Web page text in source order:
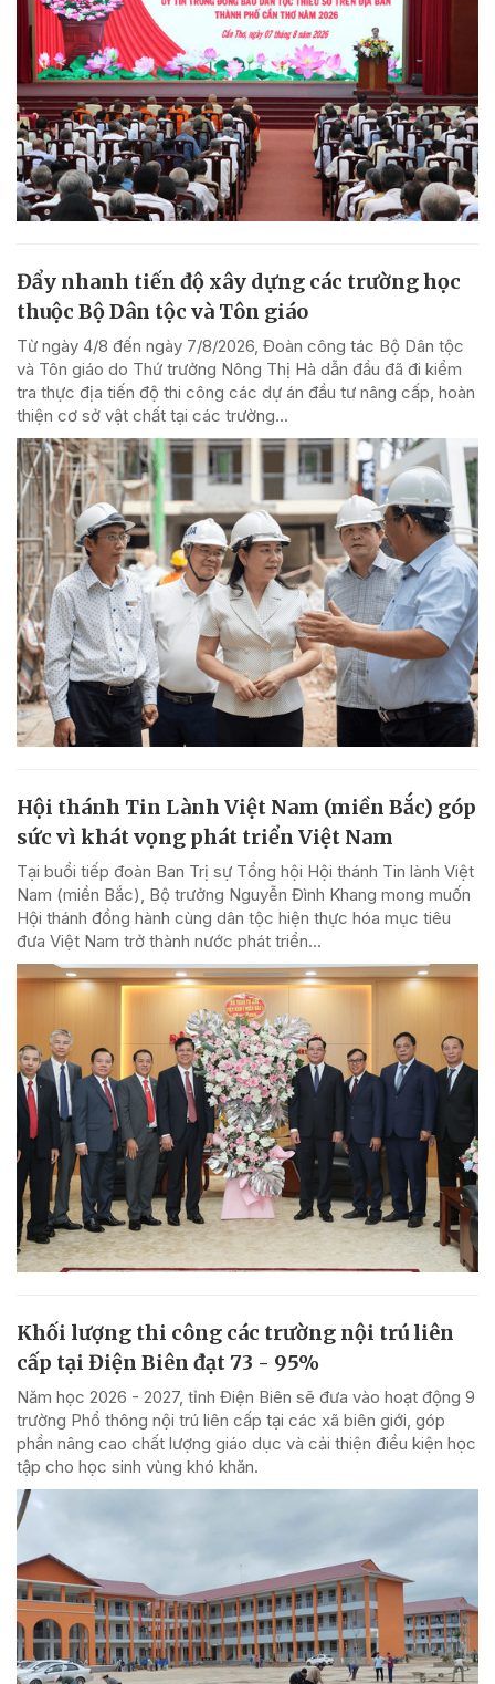
Đẩy nhanh tiến độ xây dựng các trường học
thuộc Bộ Dân tộc và Tôn giáo
Từ ngày 4/8 đến ngày 7/8/2026, Đoàn công tác Bộ Dân tộc
và Tôn giáo do Thứ trưởng Nông Thị Hà dẫn đầu đã đi kiểm
tra thực địa tiến độ thi công các dự án đầu tư nâng cấp, hoàn
thiện cơ sở vật chất tại các trường...
Hội thánh Tin Lành Việt Nam (miền Bắc) góp
sức vì khát vọng phát triển Việt Nam
Tại buổi tiếp đoàn Ban Trị sự Tổng hội Hội thánh Tin lành Việt
Nam (miền Bắc), Bộ trưởng Nguyễn Đình Khang mong muốn
Hội thánh đồng hành cùng dân tộc hiện thực hóa mục tiêu
đưa Việt Nam trở thành nước phát triển...
Khối lượng thi công các trường nội trú liên
cấp tại Điện Biên đạt 73 - 95%
Năm học 2026 - 2027, tỉnh Điện Biên sẽ đưa vào hoạt động 9
trường Phổ thông nội trú liên cấp tại các xã biên giới, góp
phần nâng cao chất lượng giáo dục và cải thiện điều kiện học
tập cho học sinh vùng khó khăn.